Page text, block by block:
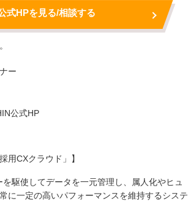
式HPを見る/相談する
ー
公式HP
用CXクラウド」】
駆使してデータを一元管理し、属人化やヒュ
に一定の高いパフォーマンスを維持するシステ